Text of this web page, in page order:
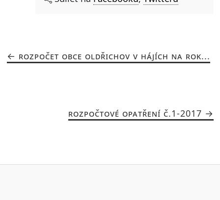
ROZPOČET OBCE OLDŘICHOV V HÁJÍCH NA ROK...
ROZPOČTOVÉ OPATŘENÍ Č.1-2017